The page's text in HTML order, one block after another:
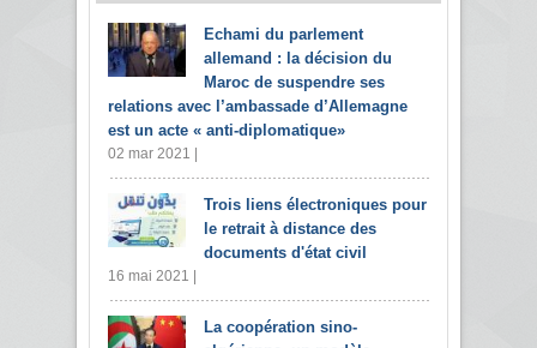
Echami du parlement
allemand : la décision du
Maroc de suspendre ses
relations avec l’ambassade d’Allemagne
est un acte « anti-diplomatique»
02 mar 2021 |
Trois liens électroniques pour
le retrait à distance des
documents d'état civil
16 mai 2021 |
La coopération sino-